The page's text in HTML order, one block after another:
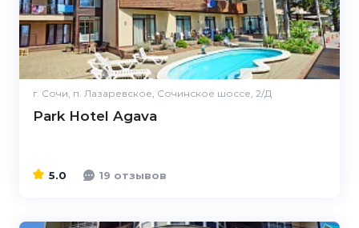
г. Сочи, п. Лазаревское, Сочинское шоссе, 2/Д
Park Hotel Agava
5.0 19 отзывов